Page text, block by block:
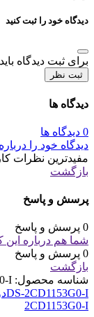
دیدگاه خود را ثبت کنید
برای ثبت دیدگاه
ثبت نظر
دیدگاه ها
0 دیدگاه ها
دیدگاه خود را
مفیدترین نظرات
بازگشت
پرسش و پاسخ
0 پرسش و پاسخ
شما هم درباره این
0 پرسش و پاسخ
بازگشت
شناسه محصول: I
DS-2CD1153G0-I
2CD1153G0-I